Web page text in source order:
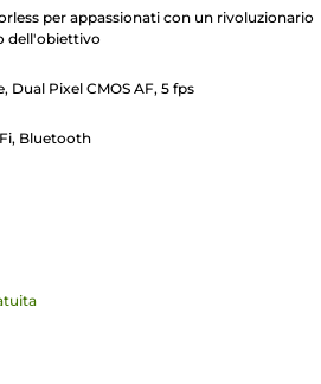
per appassionati con un rivoluzionario
dell'obiettivo
Dual Pixel CMOS AF, 5 fps
Bluetooth